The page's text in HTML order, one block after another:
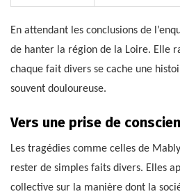
En attendant les conclusions de
de hanter la région de la Loire. Elle
chaque fait divers se cache une
souvent douloureuse.
Vers une prise de
Les tragédies comme celles de
rester de simples faits divers. Elles
collective sur la manière dont la